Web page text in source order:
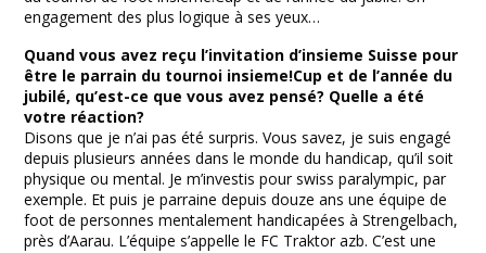
engagement des plus logique à ses yeux…
Quand vous avez reçu l’invitation d’insieme Suisse pour
être le parrain du tournoi insieme!Cup et de l’année du
jubilé, qu’est-ce que vous avez pensé? Quelle a été
votre réaction?
Disons que je n’ai pas été surpris. Vous savez, je suis engagé
depuis plusieurs années dans le monde du handicap, qu’il soit
physique ou mental. Je m’investis pour swiss paralympic, par
exemple. Et puis je parraine depuis douze ans une équipe de
foot de personnes mentalement handicapées à Strengelbach,
près d’Aarau. L’équipe s’appelle le FC Traktor azb. C’est une